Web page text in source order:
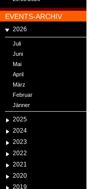
EVENTS-ARCHIV
2026
Juli
Juni
Mai
April
März
Februar
Jänner
2025
2024
2023
2022
2021
2020
2019